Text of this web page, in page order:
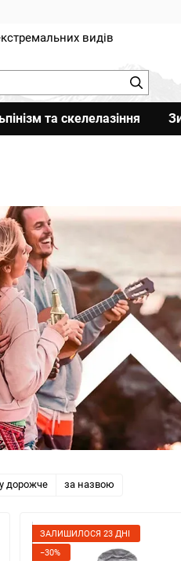
видів
та скелелазіння
дорожче за назвою
ЗАЛИШИЛОСЯ 23 ДНІ
−30%